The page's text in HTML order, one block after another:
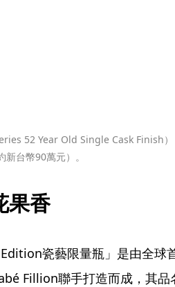
52 Year Old Single Cask Finish
台幣90萬元）。
果香
瓷藝限量瓶」是由全球
Fillion聯手打造而成，其品